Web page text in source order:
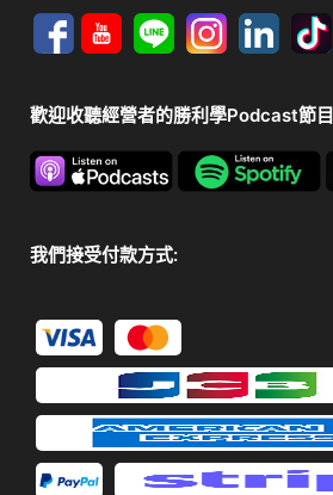
我們接受付款方式:
歡迎收聽經營者的勝利學Podcast節目